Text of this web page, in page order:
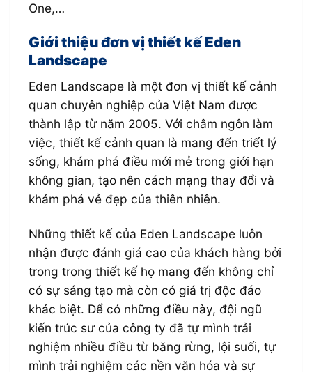
One,…
Giới thiệu đơn vị thiết kế Eden
Landscape
Eden Landscape là một đơn vị thiết kế cảnh
quan chuyên nghiệp của Việt Nam được
thành lập từ năm 2005. Với châm ngôn làm
việc, thiết kế cảnh quan là mang đến triết lý
sống, khám phá điều mới mẻ trong giới hạn
không gian, tạo nên cách mạng thay đổi và
khám phá vẻ đẹp của thiên nhiên.
Những thiết kế của Eden Landscape luôn
nhận được đánh giá cao của khách hàng bởi
trong trong thiết kế họ mang đến không chỉ
có sự sáng tạo mà còn có giá trị độc đáo
khác biệt. Để có những điều này, đội ngũ
kiến trúc sư của công ty đã tự mình trải
nghiệm nhiều điều từ băng rừng, lội suối, tự
mình trải nghiệm các nền văn hóa và sự